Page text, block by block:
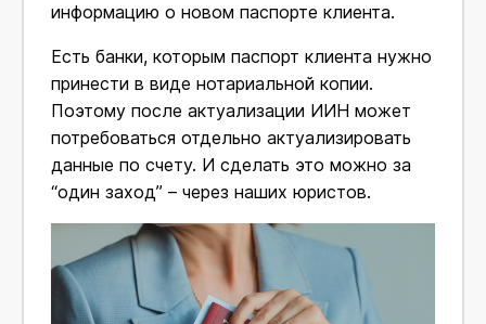
информацию о новом паспорте клиента.
Есть банки, которым паспорт клиента нужно
принести в виде нотариальной копии.
Поэтому после актуализации ИИН может
потребоваться отдельно актуализировать
данные по счету. И сделать это можно за
“один заход” – через наших юристов.